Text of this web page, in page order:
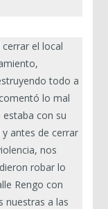
el local
todo a
lo mal
con su
antes de cerrar
nos
robar lo
Rengo con
nuestras a las